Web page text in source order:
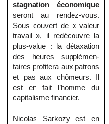
stagnation économique
seront au rendez-vous.
Sous couvert de « valeur
travail », il redécouvre la
plus-value : la détaxation
des heures supplémen-
taires profitera aux patrons
et pas aux chômeurs. Il
est en fait l’homme du
capitalisme financier.
Nicolas Sarkozy est en